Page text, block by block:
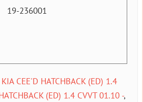
19-236001
KIA CEE'D HATCHBACK (ED) 1.4
(ED) 1.4 CVVT 01.10 -,